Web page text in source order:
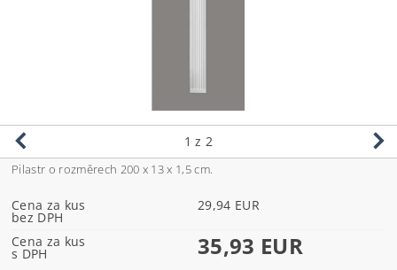
1 z 2
Pilastr o rozměrech 200 x 13 x 1,5 cm.
Cena za kus
bez DPH
29,94 EUR
Cena za kus
s DPH 35,93 EUR